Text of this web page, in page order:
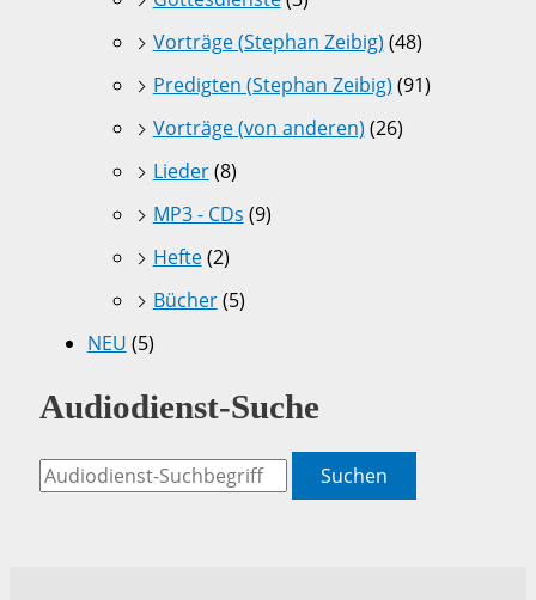
Vorträge (Stephan Zeibig) (48)
Predigten (Stephan Zeibig) (91)
Vorträge (von anderen) (26)
Lieder(8)
MP3 - CDs (9)
Hefte(2)
Bücher(5)
NEU (5)
Audiodienst-Suche
Suchen